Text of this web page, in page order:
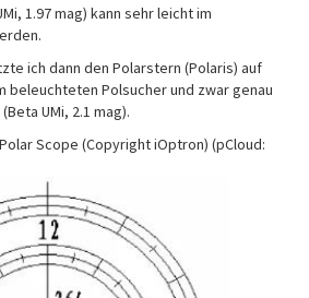
1.97 mag) kann sehr leicht im
ich dann den Polarstern (Polaris) auf
beleuchteten Polsucher und zwar genau
UMi, 2.1 mag).
Scope (Copyright iOptron) (pCloud: